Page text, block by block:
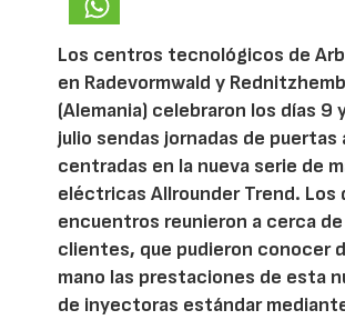
Los centros tecnológicos de
en Radevormwald y
(Alemania) celebraron los días 9
julio sendas jornadas de puertas
centradas en la nueva serie de
eléctricas Allrounder Trend. Los
encuentros reunieron a cerca
clientes, que pudieron conocer
mano las prestaciones de esta
de inyectoras estándar